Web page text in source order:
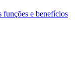
funções e benefícios